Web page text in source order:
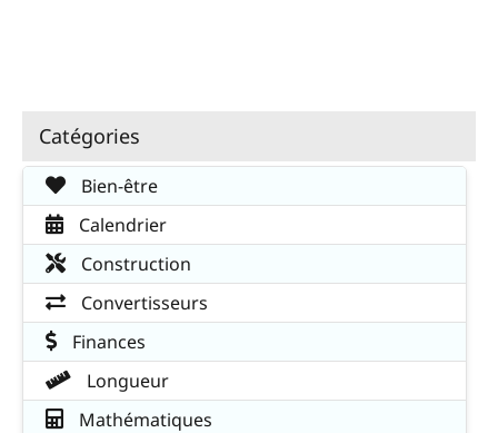
Catégories
Bien-être
Calendrier
Construction
Convertisseurs
Finances
Longueur
Mathématiques